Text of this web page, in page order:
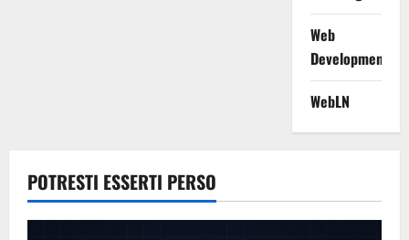
Web
Development
WebLN
POTRESTI ESSERTI PERSO